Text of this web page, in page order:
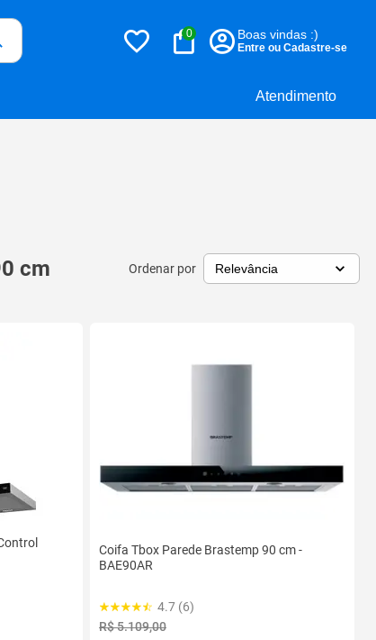
Atendimento
0 Boas vindas :)
Entre ou Cadastre-se
cm Ordenar por
Coifa Tbox Parede Brastemp 90 cm -
BAE90AR
4.7 (6)
R$ 5.109,00